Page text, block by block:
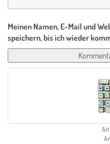
Meinen Namen, E-Mail und
speichern, bis ich wieder